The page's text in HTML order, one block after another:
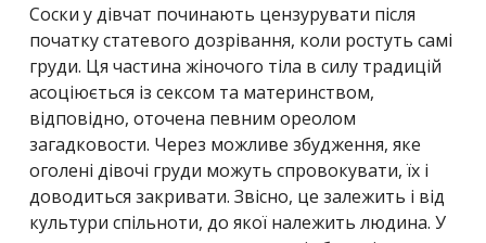
Соски у дівчат починають цензурувати після
початку статевого дозрівання, коли ростуть самі
груди. Ця частина жіночого тіла в силу традицій
асоціюється із сексом та материнством,
відповідно, оточена певним ореолом
загадковости. Через можливе збудження, яке
оголені дівочі груди можуть спровокувати, їх і
доводиться закривати. Звісно, це залежить і від
культури спільноти, до якої належить людина. У